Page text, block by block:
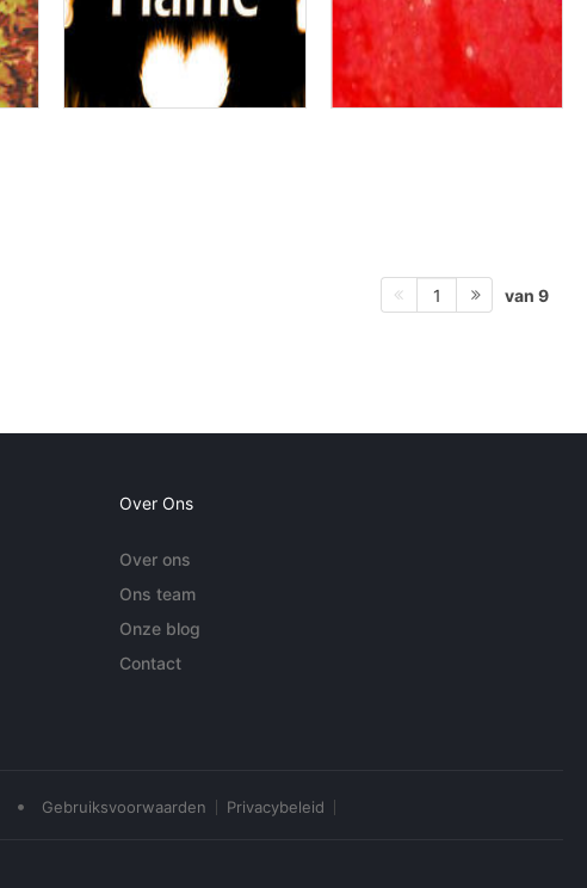
1 van 9
Over Ons
Over ons
Ons team
Onze blog
Contact
• Gebruiksvoorwaarden Privacybeleid